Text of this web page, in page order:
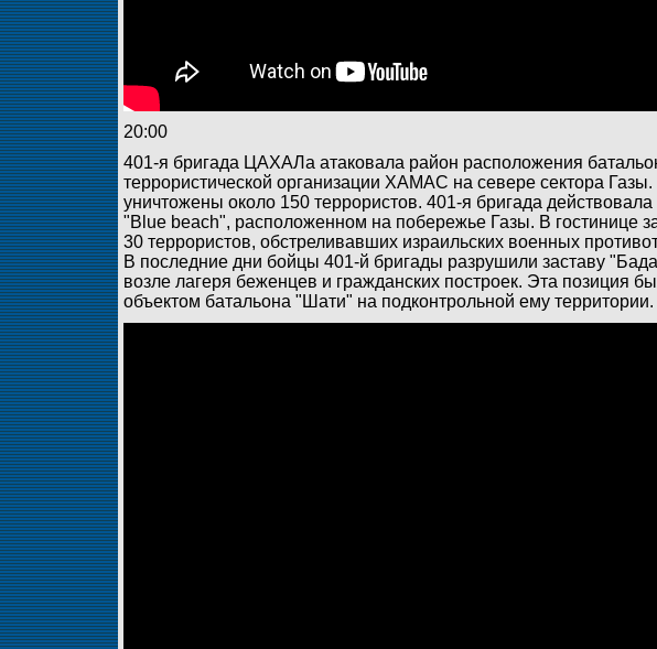
20:00
401-я бригада ЦАХАЛа атаковала район расположения
террористической организации ХАМАС на севере сектора
уничтожены около 150 террористов. 401-я бригада действовала
"Blue beach", расположенном на побережье Газы. В гостинице
30 террористов, обстреливавших израильских военных
В последние дни бойцы 401-й бригады разрушили заставу
возле лагеря беженцев и гражданских построек. Эта позиция
объектом батальона "Шати" на подконтрольной ему территории.